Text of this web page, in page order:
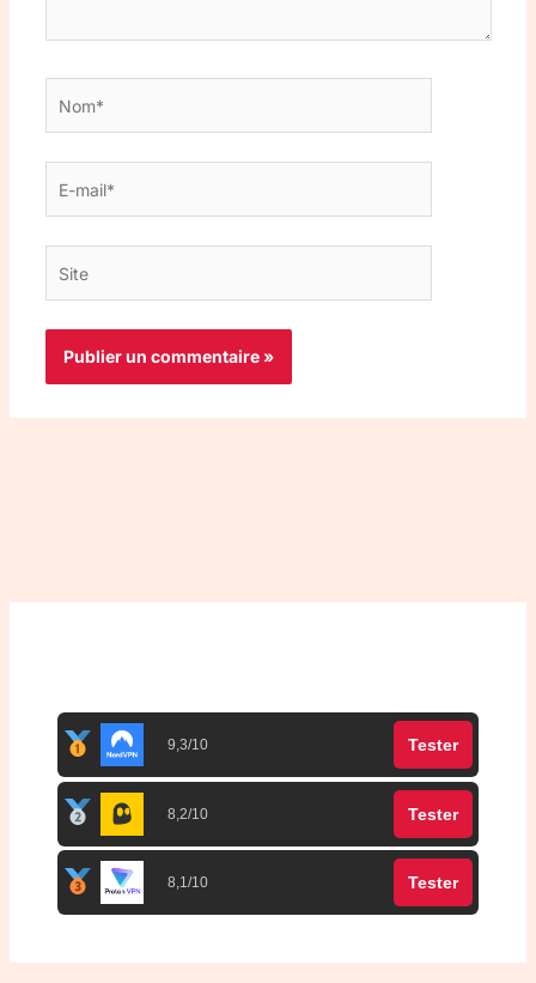
mail*
9,3/10 Tester
8,2/10 Tester
8,1/10 Tester